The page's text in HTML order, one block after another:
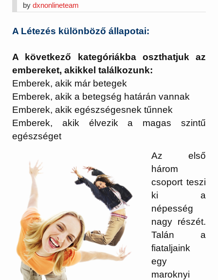
bydxnonlineteam
A Létezés különböző állapotai:
A következő kategóriákba oszthatjuk az
embereket, akikkel találkozunk:
Emberek, akik már betegek
Emberek, akik a betegség határán vannak
Emberek, akik egészségesnek tűnnek
Emberek, akik élvezik a magas szintű
egészséget
Az első
három
csoport teszi
ki a
népesség
nagy részét.
Talán a
fiataljaink
egy
maroknyi